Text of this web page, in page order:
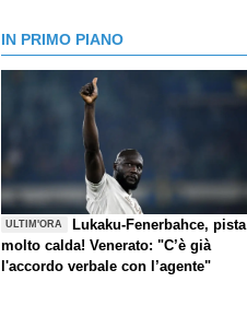
IN PRIMO PIANO
ULTIM'ORA
Lukaku-Fenerbahce, pista
molto calda! Venerato: "C’è già
l'accordo verbale con l’agente"